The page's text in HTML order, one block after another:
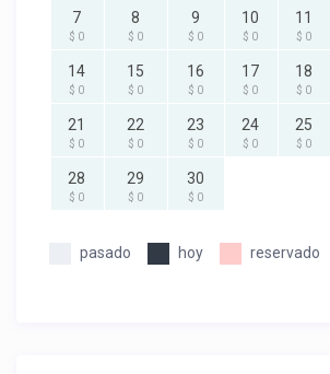
7
$ 0
8
$ 0
9
$ 0
10
$ 0
11
$ 0
14
$ 0
15
$ 0
16
$ 0
17
$ 0
18
$ 0
21
$ 0
22
$ 0
23
$ 0
24
$ 0
25
$ 0
28
$ 0
29
$ 0
30
$ 0
pasado hoy reservado